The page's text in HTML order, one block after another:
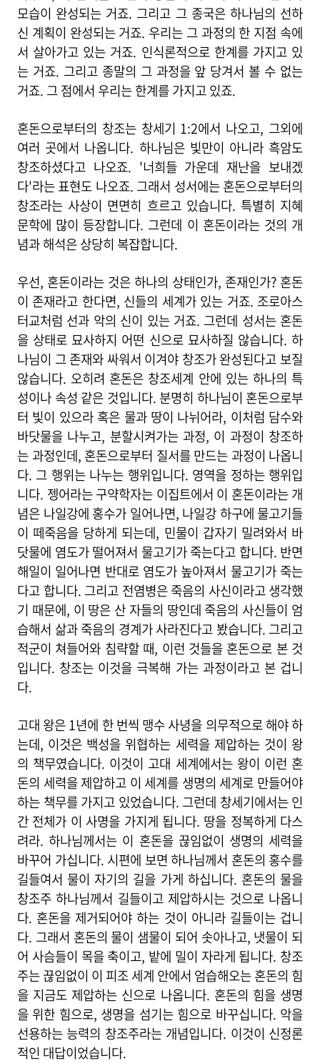
모습이 완성되는 거죠. 그리고 그 종국은 하나님의 선하
신 계획이 완성되는 거죠. 우리는 그 과정의 한 지점 속에
서 살아가고 있는 거죠. 인식론적으로 한계를 가지고 있
는 거죠. 그리고 종말의 그 과정을 앞 당겨서 볼 수 없는
거죠. 그 점에서 우리는 한계를 가지고 있죠.
혼돈으로부터의 창조는 창세기 1:2에서 나오고, 그외에
여러 곳에서 나옵니다. 하나님은 빛만이 아니라 흑암도
창조하셨다고 나오죠. '너희들 가운데 재난을 보내겠
다'라는 표현도 나오죠. 그래서 성서에는 혼돈으로부터의
창조라는 사상이 면면히 흐르고 있습니다. 특별히 지혜
문학에 많이 등장합니다. 그런데 이 혼돈이라는 것의 개
념과 해석은 상당히 복잡합니다.
우선, 혼돈이라는 것은 하나의 상태인가, 존재인가? 혼돈
이 존재라고 한다면, 신들의 세계가 있는 거죠. 조로아스
터교처럼 선과 악의 신이 있는 거죠. 그런데 성서는 혼돈
을 상태로 묘사하지 어떤 신으로 묘사하질 않습니다. 하
나님이 그 존재와 싸워서 이겨야 창조가 완성된다고 보질
않습니다. 오히려 혼돈은 창조세계 안에 있는 하나의 특
성이나 속성 같은 것입니다. 분명히 하나님이 혼돈으로부
터 빛이 있으라 혹은 물과 땅이 나뉘어라, 이처럼 담수와
바닷물을 나누고, 분할시켜가는 과정, 이 과정이 창조하
는 과정인데, 혼돈으로부터 질서를 만드는 과정이 나옵니
다. 그 행위는 나누는 행위입니다. 영역을 정하는 행위입
니다. 젱어라는 구약학자는 이집트에서 이 혼돈이라는 개
념은 나일강에 홍수가 일어나면, 나일강 하구에 물고기들
이 떼죽음을 당하게 되는데, 민물이 갑자기 밀려와서 바
닷물에 염도가 떨어져서 물고기가 죽는다고 합니다. 반면
해일이 일어나면 반대로 염도가 높아져서 물고기가 죽는
다고 합니다. 그리고 전염병은 죽음의 사신이라고 생각했
기 때문에, 이 땅은 산 자들의 땅인데 죽음의 사신들이 엄
습해서 삶과 죽음의 경계가 사라진다고 봤습니다. 그리고
적군이 쳐들어와 침략할 때, 이런 것들을 혼돈으로 본 것
입니다. 창조는 이것을 극복해 가는 과정이라고 본 겁니
다.
고대 왕은 1년에 한 번씩 맹수 사녕을 의무적으로 해야 하
는데, 이것은 백성을 위협하는 세력을 제압하는 것이 왕
의 책무였습니다. 이것이 고대 세계에서는 왕이 이런 혼
돈의 세력을 제압하고 이 세계를 생명의 세계로 만들어야
하는 책무를 가지고 있었습니다. 그런데 창세기에서는 인
간 전체가 이 사명을 가지게 됩니다. 땅을 정복하게 다스
려라. 하나님께서는 이 혼돈을 끊임없이 생명의 세력을
바꾸어 가십니다. 시편에 보면 하나님께서 혼돈의 홍수를
길들여서 물이 자기의 길을 가게 하십니다. 혼돈의 물을
창조주 하나님께서 길들이고 제압하시는 것으로 나옵니
다. 혼돈을 제거되어야 하는 것이 아니라 길들이는 겁니
다. 그래서 혼돈의 물이 샘물이 되어 솟아나고, 냇물이 되
어 사슴들이 목을 축이고, 밭에 밀이 자라게 됩니다. 창조
주는 끊임없이 이 피조 세계 안에서 엄습해오는 혼돈의 힘
을 지금도 제압하는 신으로 나옵니다. 혼돈의 힘을 생명
을 위한 힘으로, 생명을 섬기는 힘으로 바꾸십니다. 악을
선용하는 능력의 창조주라는 개념입니다. 이것이 신정론
적인 대답이었습니다.